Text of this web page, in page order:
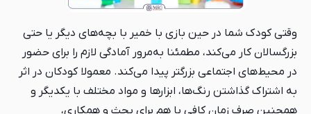
وقتی کودک شما در حین بازی با خمیر با بچه‌های دیگر یا حتی
بزرگسالان کار می‌کند، مطمئنا به‌مرور آمادگی لازم را برای حضور
در محیط‌های اجتماعی بزرگتر پیدا می‌کند. معمولا کودکان در اثر
به اشتراک گذاشتن رنگ‌ها، ابزارها و مواد مختلف با یکدیگر و
همچنین صرف زمان کافی با هم برای بحث و همکاری،